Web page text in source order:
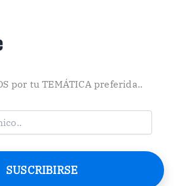
por tu TEMÁTICA preferida..
SUSCRIBIRSE